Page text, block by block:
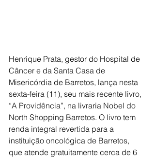
Henrique Prata, gestor do Hospital de
Câncer e da Santa Casa de
Misericórdia de Barretos, lança nesta
sexta-feira (11), seu mais recente livro,
“A Providência”, na livraria Nobel do
North Shopping Barretos. O livro tem
renda integral revertida para a
instituição oncológica de Barretos,
que atende gratuitamente cerca de 6